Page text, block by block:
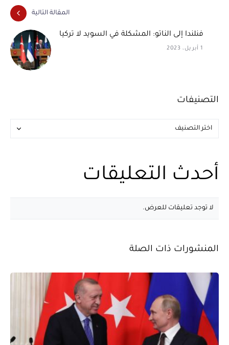
المقالة التالية
فنلندا إلى الناتو: المشكلة في السويد لا تركيا
1 أبريل، 2023
التصنيفات
أحدث التعليقات
لا توجد تعليقات للعرض.
المنشورات ذات الصلة